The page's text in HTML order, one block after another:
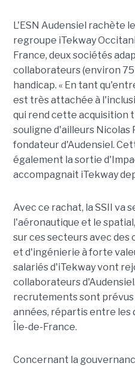
L'ESN Audensiel rachète
regroupe iTekway
France, deux sociétés
collaborateurs (environ
handicap. « En tant
est très attachée à
qui rend cette acquisition
souligne d'ailleurs Nicolas
fondateur d'Audensiel.
également la sortie
accompagnait iTekway
Avec ce rachat, la SSII va
l'aéronautique et le
sur ces secteurs avec
et d'ingénierie à forte
salariés d'iTekway vont
collaborateurs
recrutements sont prévus
années, répartis entre les
Île-de-France.
Concernant la